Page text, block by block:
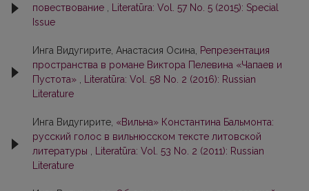
повествование
Literatūra: Vol. 57 No. 5 (2015): Special
Issue
Инга Видугирите, Анастасия Осина,
Репрезентация
пространства в романе Виктора Пелевина «Чапаев и
Пустота»
Literatūra: Vol. 58 No. 2 (2016): Russian
Literature
Инга Видугирите, «Вильна» Константина Бальмонта:
русский голос в вильнюсском тексте литовской
литературы
Literatūra: Vol. 53 No. 2 (2011): Russian
Literature